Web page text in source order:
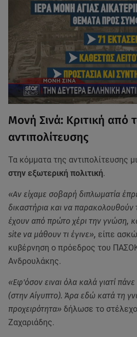
Μονή Σινά: Κριτική από
αντιπολίτευσης
Τα κόμματα της αντιπολίτευσης
στην εξωτερική πολιτική.
«Αν είχαμε σοβαρή διπλωματία
δικαστήρια και να παρακολουθούν
έχουν από πρώτο χέρι την γνώση,
site να μάθουν τι έγινε», είπε
κυβέρνηση ο πρόεδρος του
Ανδρουλάκης.
«Εφ'όσον ειναι όλα καλά γιατί
(στην Αίγυπτο). Άρα εδώ κατά τη
προχειρότητα» δήλωσε το
Ζαχαριάδης.